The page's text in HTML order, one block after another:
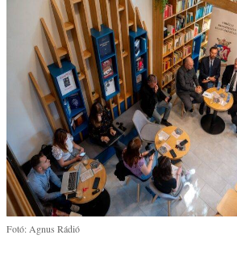
Fotó: Agnus Rádió